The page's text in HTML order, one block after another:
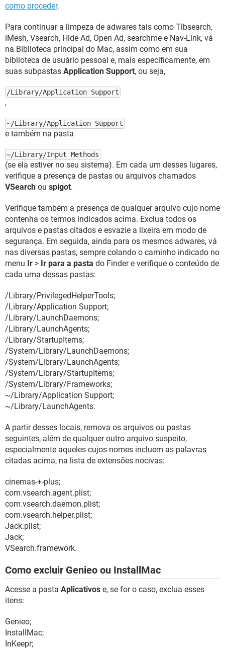
como proceder.
Para continuar a limpeza de adwares tais como Tlbsearch,
iMesh, Vsearch, Hide Ad, Open Ad, searchme e Nav-Link, vá
na Biblioteca principal do Mac, assim como em sua
biblioteca de usuário pessoal e, mais especificamente, em
suas subpastas Application Support, ou seja,
/Library/Application Support
,
~/Library/Application Support
e também na pasta
~/Library/Input Methods
(se ela estiver no seu sistema). Em cada um desses lugares,
verifique a presença de pastas ou arquivos chamados
VSearch ou spigot.
Verifique também a presença de qualquer arquivo cujo nome
contenha os termos indicados acima. Exclua todos os
arquivos e pastas citados e esvazie a lixeira em modo de
segurança. Em seguida, ainda para os mesmos adwares, vá
nas diversas pastas, sempre colando o caminho indicado no
menu Ir > Ir para a pasta do Finder e verifique o conteúdo de
cada uma dessas pastas:
/Library/PrivilegedHelperTools;
/Library/Application Support;
/Library/LaunchDaemons;
/Library/LaunchAgents;
/Library/StartupItems;
/System/Library/LaunchDaemons;
/System/Library/LaunchAgents;
/System/Library/StartupItems;
/System/Library/Frameworks;
~/Library/Application Support;
~/Library/LaunchAgents.
A partir desses locais, remova os arquivos ou pastas
seguintes, além de qualquer outro arquivo suspeito,
especialmente aqueles cujos nomes incluem as palavras
citadas acima, na lista de extensões nocivas:
cinemas-+-plus;
com.vsearch.agent.plist;
com.vsearch.daemon.plist;
com.vsearch.helper.plist;
Jack.plist;
Jack;
VSearch.framework.
Como excluir Genieo ou InstallMac
Acesse a pasta Aplicativos e, se for o caso, exclua esses
itens:
Genieo;
InstallMac;
InKeepr;